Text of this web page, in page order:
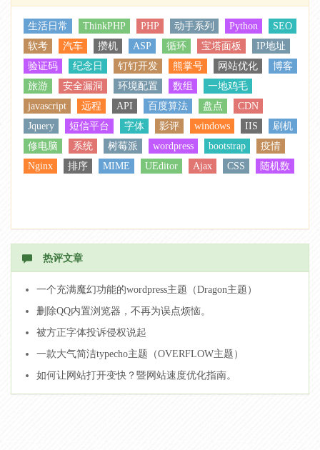
生活日常 ThinkPHP PHP 动手系列 Python
SEO
软考
汽车 攒机 ASP 循环 宝塔面板
IP地址
验证码
纪念日 钉钉开发 熊掌号 网站优化
博客
旅游
安全漏洞 环境配置 数组
一地鸡毛
javascript
远程 API 百度算法 盘点
CDN
Jquery
短信平台 字体 影评 windows IIS
刷机
修电脑
系统 树莓派 wordpress bootstrap
疫情
Nginx
排序 MIME UEditor Ajax CSS 随机数
热评文章
一个充满魔幻功能的wordpress主题（Dragon主题）
删除QQ内置浏览器，不再为误点烦恼。
被方正字体投诉侵权说起
一款大气简洁typecho主题（OVERFLOW主题）
如何让网站打开变快？暨网站速度优化指南。